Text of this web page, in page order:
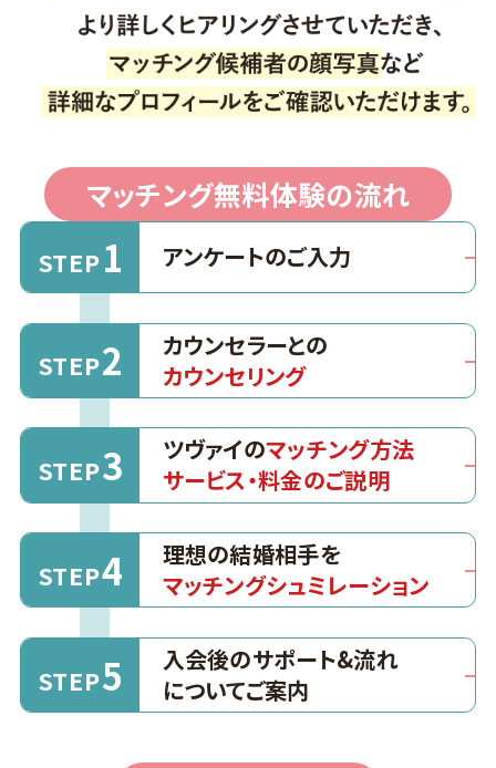
マッチング無料体験の流れ
STEP1 アンケートのご入力
STEP2
カウンセラーとの
カウンセリング
STEP3 ツヴァイのマッチング方法
サービス・料金のご説明
STEP4
理想の結婚相手を
マッチングシュミレーション
STEP5
入会後のサポート&流れ
についてご案内